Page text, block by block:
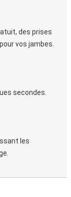
des prises
vos jambes.
secondes.
les